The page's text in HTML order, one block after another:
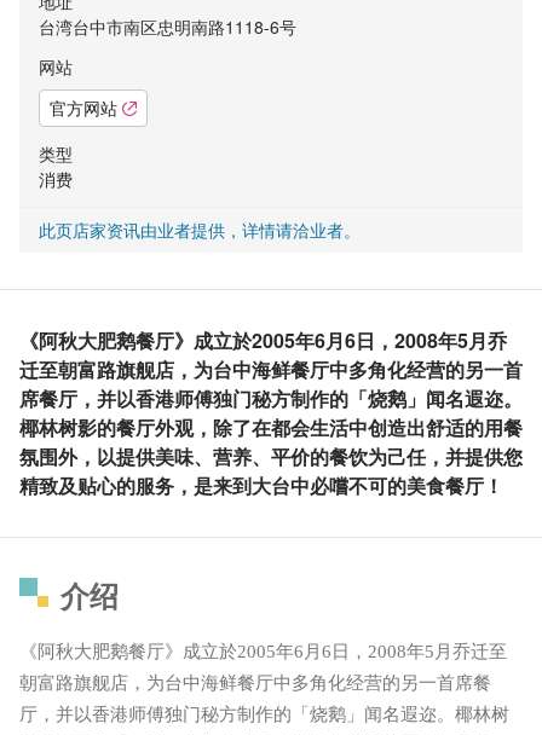
台湾台中市南区忠明南路1118-6号
网站
官方网站
类型
消费
此页店家资讯由业者提供，详情请洽业者。
《阿秋大肥鹅餐厅》成立於2005年6月6日，2008年5月乔
迁至朝富路旗舰店，为台中海鲜餐厅中多角化经营的另一首
席餐厅，并以香港师傅独门秘方制作的「烧鹅」闻名遐迩。
椰林树影的餐厅外观，除了在都会生活中创造出舒适的用餐
氛围外，以提供美味、营养、平价的餐饮为己任，并提供您
精致及贴心的服务，是来到大台中必嚐不可的美食餐厅！
介绍
《阿秋大肥鹅餐厅》成立於2005年6月6日，2008年5月乔迁至
朝富路旗舰店，为台中海鲜餐厅中多角化经营的另一首席餐
厅，并以香港师傅独门秘方制作的「烧鹅」闻名遐迩。椰林树